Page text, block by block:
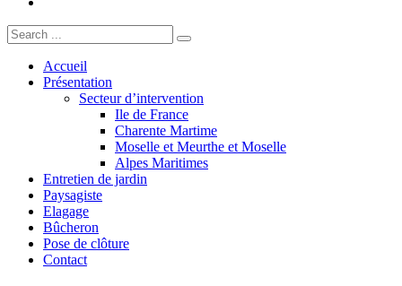
Accueil
Présentation
Secteur d’intervention
Ile de France
Charente Martime
Moselle et Meurthe et Moselle
Alpes Maritimes
Entretien de jardin
Paysagiste
Elagage
Bûcheron
Pose de clôture
Contact